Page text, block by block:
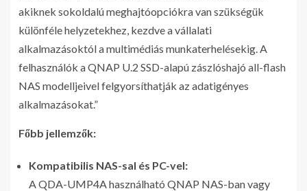
akiknek sokoldalú meghajtóopciókra van szükségük
különféle helyzetekhez, kezdve a vállalati
alkalmazásoktól a multimédiás munkaterhelésekig. A
felhasználók a QNAP U.2 SSD-alapú zászlóshajó all-flash
NAS modelljeivel felgyorsíthatják az adatigényes
alkalmazásokat.”
Főbb jellemzők:
Kompatibilis NAS-sal és PC-vel:
A QDA-UMP4A használható QNAP NAS-ban vagy